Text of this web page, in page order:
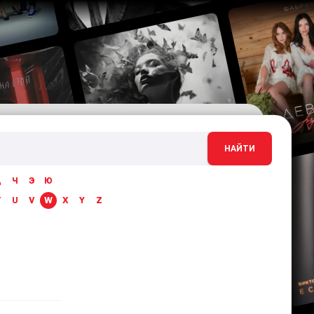
НАЙТИ
Ч Э
Ю
U V W X Y Z